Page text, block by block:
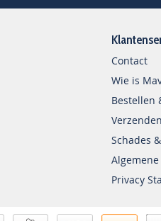
Contact
Wie is
Bestellen
Schades
Privacy